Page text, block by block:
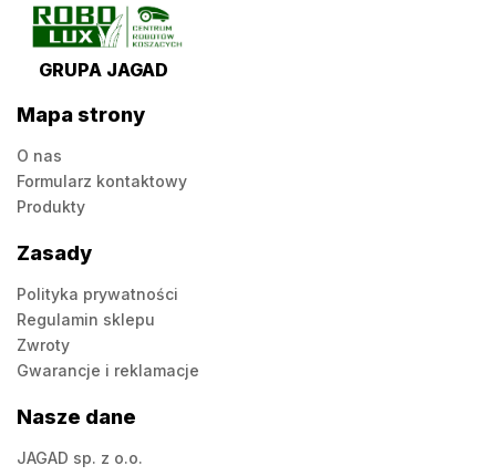
GRUPA JAGAD
Mapa strony
O nas
Formularz kontaktowy
Produkty
Zasady
Polityka prywatności
Regulamin sklepu
Zwroty
Gwarancje i reklamacje
Nasze dane
JAGAD sp. z o.o.